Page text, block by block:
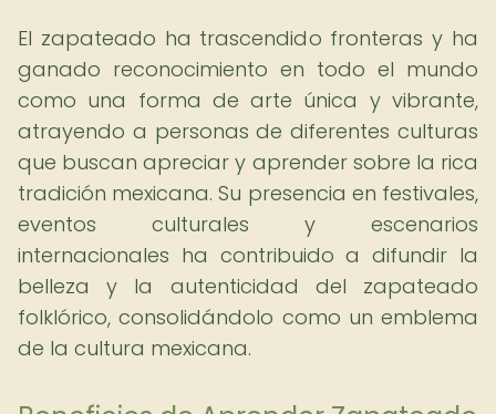
El zapateado ha trascendido fronteras y ha
ganado reconocimiento en todo el mundo
como una forma de arte única y vibrante,
atrayendo a personas de diferentes culturas
que buscan apreciar y aprender sobre la rica
tradición mexicana. Su presencia en festivales,
eventos culturales y escenarios
internacionales ha contribuido a difundir la
belleza y la autenticidad del zapateado
folklórico, consolidándolo como un emblema
de la cultura mexicana.